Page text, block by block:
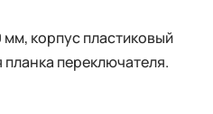
корпус пластиковый
переключателя.